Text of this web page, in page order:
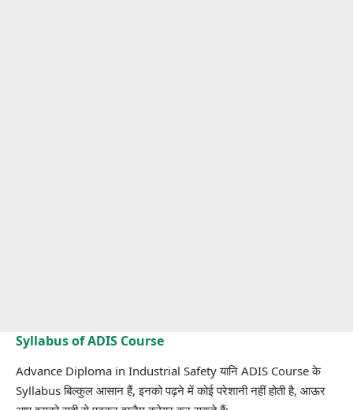
Syllabus of ADIS Course
Advance Diploma in Industrial Safety यानि ADIS Course के
Syllabus बिल्कुल आसान हैं, इनको पढ़ने में कोई परेशानी नहीं होती है, आऊर